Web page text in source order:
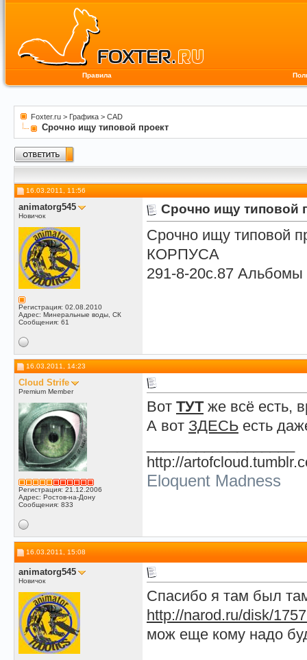
Правила
Foxter.ru > Графика > CAD
Срочно ищу типовой проект
16.03.2011, 11:56
animatorg545
Новичок
Регистрация: 02.08.2010
Адрес: Минеральные воды, СК
Сообщения: 61
Срочно ищу типовой
Срочно ищу
КОРПУСА
291-8-20с.87 Альбомы
16.03.2011, 14:23
Cloud Strife
Premium Member
Регистрация: 21.12.2006
Адрес: Ростов-на-Дону
Сообщения: 833
Вот ТУТ же всё есть,
А вот ЗДЕСЬ есть
http://
Eloquent Madness
16.03.2011, 15:08
animatorg545
Новичок
Спасибо я там был
http://narod.ru/disk/
мож еще кому надо